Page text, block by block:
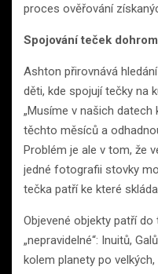
proces ověřování
Spojování teček
Ashton přirovnává
děti, kde spojují tečky na
„Musíme v našich
těchto měsíců a
Problém je ale v tom, že
jedné fotografii stovky
tečka patří ke které
Objevené objekty patří
„nepravidelné“: Inuitů,
kolem planety po